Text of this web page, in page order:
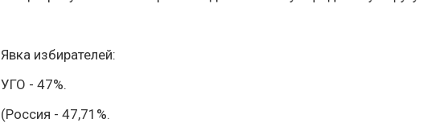
Явка избирателей:
УГО - 47%.
(Россия - 47,71%.